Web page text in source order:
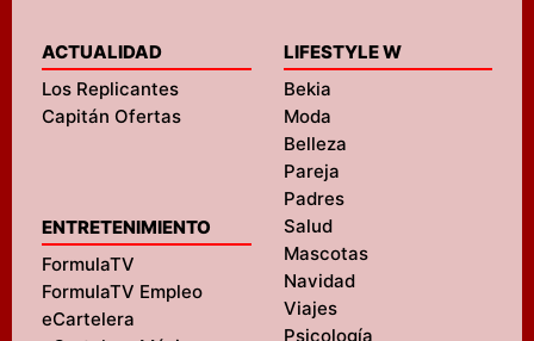
ACTUALIDAD
Los Replicantes
Capitán Ofertas
ENTRETENIMIENTO
FormulaTV
FormulaTV Empleo
eCartelera
LIFESTYLE W
Bekia
Moda
Belleza
Pareja
Padres
Salud
Mascotas
Navidad
Viajes
Psicología